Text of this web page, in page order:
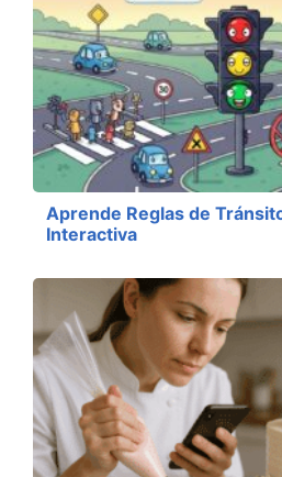
Aprende Reglas de
Interactiva